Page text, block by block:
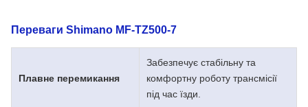
Переваги Shimano MF-TZ500-7
Плавне перемикання
Забезпечує стабільну та
комфортну роботу трансмісії
під час їзди.